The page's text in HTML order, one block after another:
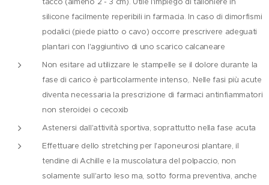
silicone facilmente reperibili in farmacia. In caso di dimorfismi
podalici (piede piatto o cavo) occorre prescrivere adeguati
plantari con l'aggiuntivo di uno scarico calcaneare
Non esitare ad utilizzare le stampelle se il dolore durante la
fase di carico è particolarmente intenso,. Nelle fasi più acute
diventa necessaria la prescrizione di farmaci antinfiammatori
non steroidei o cecoxib
Astenersi dall'attività sportiva, soprattutto nella fase acuta
Effettuare dello stretching per l'aponeurosi plantare, il
tendine di Achille e la muscolatura del polpaccio, non
solamente sull'arto leso ma, sotto forma preventiva, anche